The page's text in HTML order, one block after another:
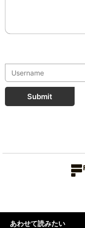
Submit
あわせて読みたい